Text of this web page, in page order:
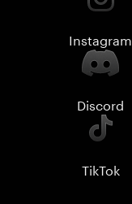
Instagram
Discord
TikTok